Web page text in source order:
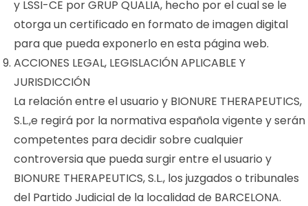
y LSSI-CE por GRUP QUALIA, hecho por el cual se le
otorga un certificado en formato de imagen digital
para que pueda exponerlo en esta página web.
ACCIONES LEGAL, LEGISLACIÓN APLICABLE Y
JURISDICCIÓN
La relación entre el usuario y BIONURE THERAPEUTICS,
S.L.,e regirá por la normativa española vigente y serán
competentes para decidir sobre cualquier
controversia que pueda surgir entre el usuario y
BIONURE THERAPEUTICS, S.L., los juzgados o tribunales
del Partido Judicial de la localidad de BARCELONA.